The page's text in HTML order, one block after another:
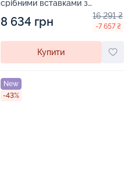
срібними вставками з
8 634 грн 16 291 ₴
-7 657 ₴
Купити
New
-43%